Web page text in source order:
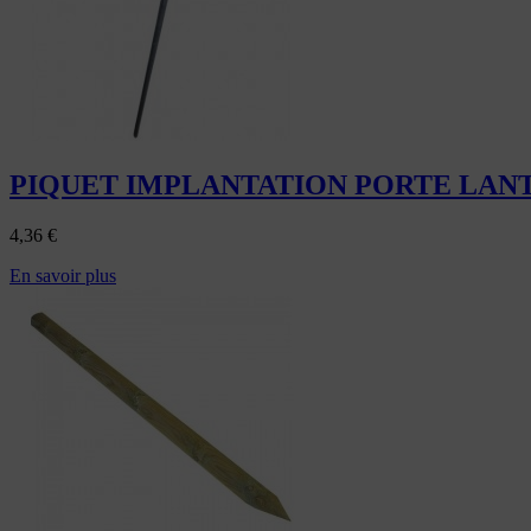
PIQUET IMPLANTATION PORTE
4,36 €
En savoir plus